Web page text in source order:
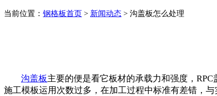
当前位置： 钢格板首页 > 新闻动态 > 沟盖板怎么处理
沟盖板主要的便是看它板材的承载力和强度，
施工模板运用次数过多，在加工过程中标准有差错，